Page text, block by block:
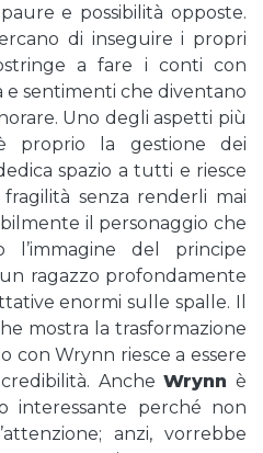
e possibilità opposte.
di inseguire i propri
a fare i conti con
e sentimenti che diventano
Uno degli aspetti più
proprio la gestione dei
spazio a tutti e riesce
senza renderli mai
il personaggio che
del principe
ragazzo profondamente
enormi sulle spalle. Il
mostra la trasformazione
con Wrynn riesce a essere
AncheWrynn è
interessante perché non
anzi, vorrebbe